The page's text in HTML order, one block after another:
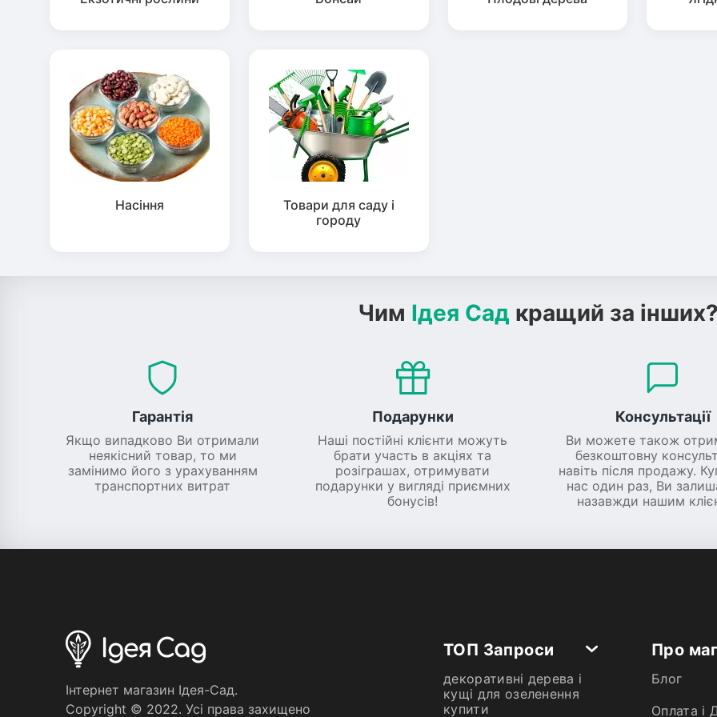
Насіння
Товари для саду і
городу
Чим Ідея Сад кращий за
Гарантія
Якщо випадково Ви отримали
неякісний товар, то ми
замінимо його з урахуванням
транспортних витрат
Подарунки
Наші постійні клієнти можуть
брати участь в акціях та
розіграшах, отримувати
подарунки у вигляді приємних
бонусів!
Консультації
Ви можете також
безкоштовну
навіть після продажу.
нас один раз, Ви
назавжди нашим
Iнтернет магазин Iдея-Сад.
Copyright © 2022. Усi права захищено
ТОП Запроси
декоративні дерева і
кущі для озеленення
купити
Про
Блог
Оплата і